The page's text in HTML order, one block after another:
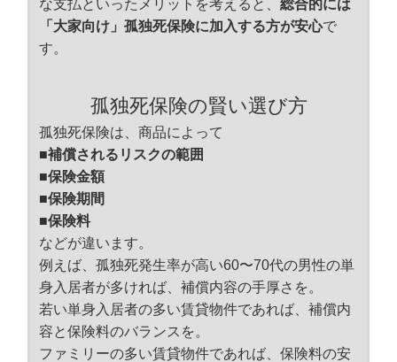
な支払といったメリットを考えると、 総合的には
「大家向け」孤独死保険に加入する方が安心で
す。
孤独死保険の賢い選び方
孤独死保険は、商品によって
■補償されるリスクの範囲
■保険金額
■保険期間
■保険料
などが違います。
例えば、孤独死発生率が高い60〜70代の男性の単
身入居者が多ければ、補償内容の手厚さを。
若い単身入居者の多い賃貸物件であれば、補償内
容と保険料のバランスを。
ファミリーの多い賃貸物件であれば、保険料の安